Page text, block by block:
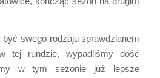
swego rodzaju sprawdzianem
tej rundzie, wypadliśmy dość
w tym sezonie już lepsze